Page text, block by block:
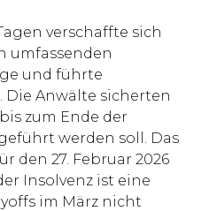
verschaffte sich
umfassenden
und führte
Die Anwälte sicherten
zum Ende der
werden soll. Das
den 27. Februar 2026
Insolvenz ist eine
im März nicht